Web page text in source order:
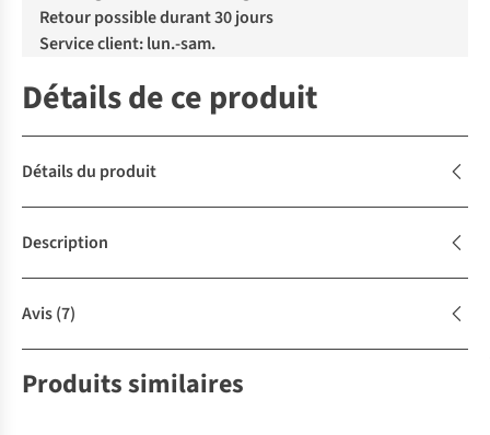
Retour possible durant 30 jours
Service client: lun.-sam.
Détails de ce produit
Détails du produit
Description
Avis(7)
Produits similaires